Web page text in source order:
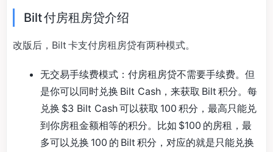
Bilt 付房租房贷介绍
改版后，Bilt 卡支付房租房贷有两种模式。
无交易手续费模式：付房租房贷不需要手续费。但
是你可以同时兑换 Bilt Cash，来获取 Bilt 积分。每
兑换 $3 Bilt Cash 可以获取 100 积分，最高只能兑
到你房租金额相等的积分。比如 $100 的房租，最
多可以兑换 100 的 Bilt 积分，对应的就是只能兑换